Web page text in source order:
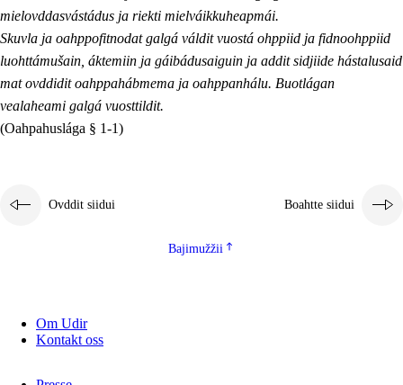
mielovddasvástádus ja riekti mielváikkuheapmái.
Skuvla ja oahppofitnodat galgá váldit vuostá ohppiid ja fidnoohppiid
luohttámušain, áktemiin ja gáibádusaiguin ja addit sidjiide hástalusaid
mat ovddidit oahppahábmema ja oahppanhálu. Buotlágan
vealaheami galgá vuosttildit.
(Oahpahuslága § 1-1)
Ovddit siidui Boahtte siidui
Bajimužžii
Om Udir
Kontakt oss